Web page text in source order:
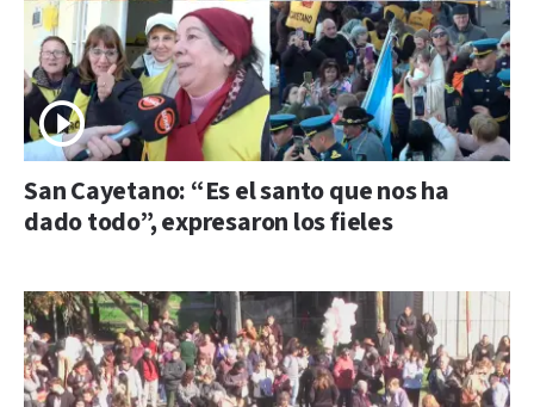
San Cayetano: “Es el santo que nos ha
dado todo”, expresaron los fieles